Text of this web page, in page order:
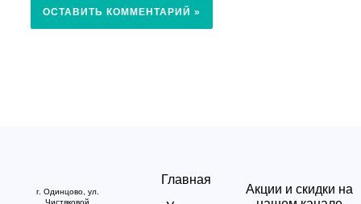
г. Одинцово, ул.
Главная
Акции и скидки на